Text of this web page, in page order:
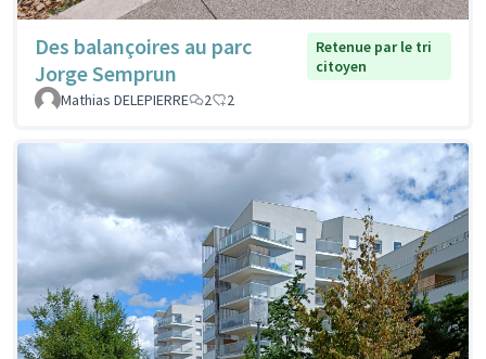
Des balançoires au parc
Jorge Semprun
Retenue par le tri
citoyen
Mathias DELEPIERRE
2 2